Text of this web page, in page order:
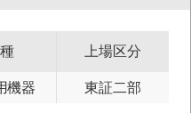
機器
上場区分
東証二部